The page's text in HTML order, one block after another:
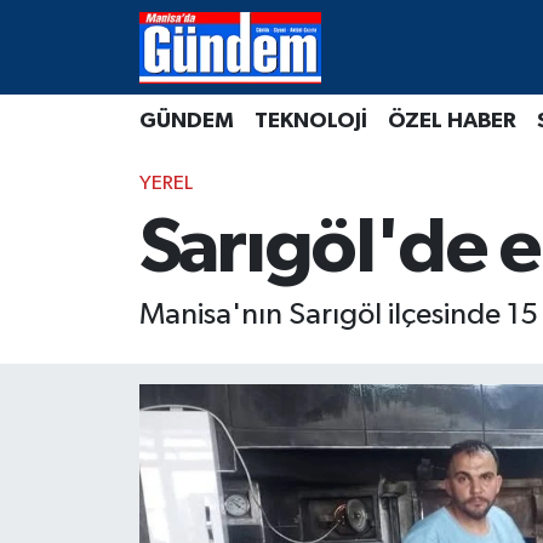
GÜNDEM TEKNOLOJİ ÖZEL HABER
YEREL
Sarıgöl'de
Manisa'nın Sarıgöl ilçesinde
Manisa Hava Durumu
Süper Lig Puan Durumu ve Fikstür
Tüm Manşetler
Haber Arşivi